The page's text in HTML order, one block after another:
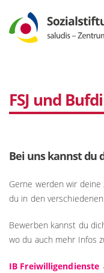
FSJ und
Bei uns kannst du
Gerne werden wir
du in den
Bewerben kannst du
wo du auch mehr Infos
IB Freiwilligendienste